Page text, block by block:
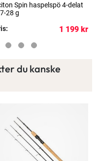
Spin haspelspö 4-delat
28 g
1 199 kr
du kanske